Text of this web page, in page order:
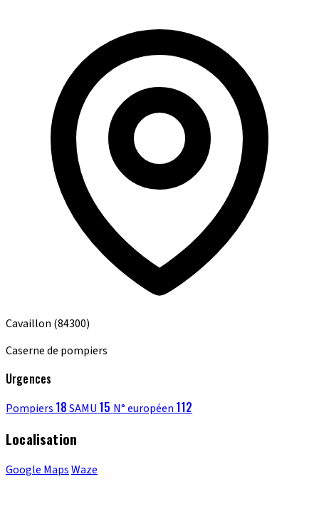
Cavaillon (84300)
Caserne de pompiers
Urgences
Pompiers 18SAMU 15 N° européen 112
Localisation
Google MapsWaze